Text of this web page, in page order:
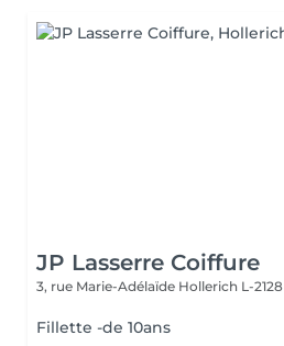
JP Lasserre Coiffure
3, rue Marie-Adélaïde Hollerich L-2128
Fillette -de 10ans